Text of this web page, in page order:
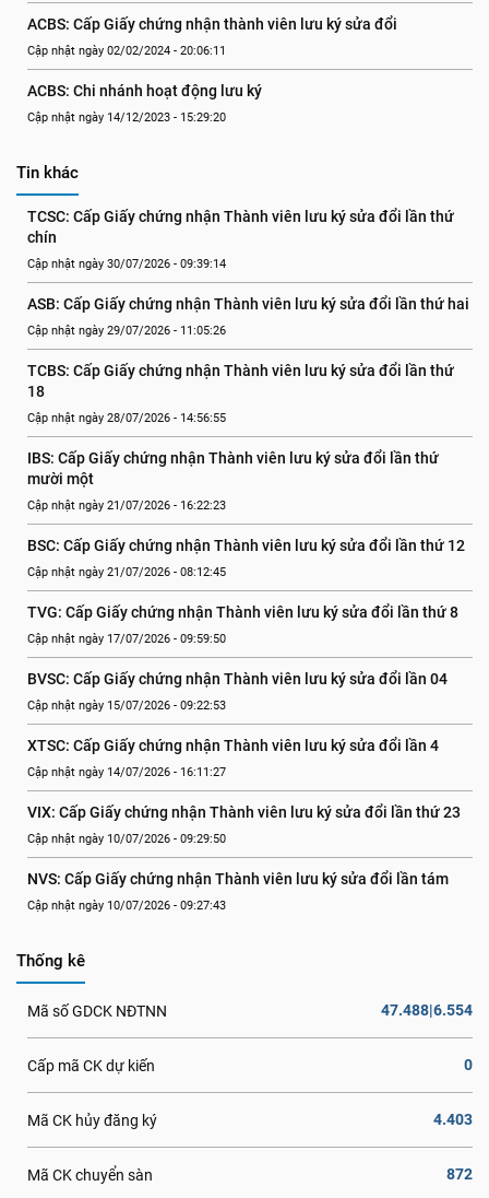
ACBS: Cấp Giấy chứng nhận thành viên lưu ký sửa đổi
Cập nhật ngày 02/02/2024 - 20:06:11
ACBS: Chi nhánh hoạt động lưu ký
Cập nhật ngày 14/12/2023 - 15:29:20
Tin khác
TCSC: Cấp Giấy chứng nhận Thành viên lưu ký sửa đổi lần thứ
chín
Cập nhật ngày 30/07/2026 - 09:39:14
ASB: Cấp Giấy chứng nhận Thành viên lưu ký sửa đổi lần thứ hai
Cập nhật ngày 29/07/2026 - 11:05:26
TCBS: Cấp Giấy chứng nhận Thành viên lưu ký sửa đổi lần thứ
18
Cập nhật ngày 28/07/2026 - 14:56:55
IBS: Cấp Giấy chứng nhận Thành viên lưu ký sửa đổi lần thứ
mười một
Cập nhật ngày 21/07/2026 - 16:22:23
BSC: Cấp Giấy chứng nhận Thành viên lưu ký sửa đổi lần thứ 12
Cập nhật ngày 21/07/2026 - 08:12:45
TVG: Cấp Giấy chứng nhận Thành viên lưu ký sửa đổi lần thứ 8
Cập nhật ngày 17/07/2026 - 09:59:50
BVSC: Cấp Giấy chứng nhận Thành viên lưu ký sửa đổi lần 04
Cập nhật ngày 15/07/2026 - 09:22:53
XTSC: Cấp Giấy chứng nhận Thành viên lưu ký sửa đổi lần 4
Cập nhật ngày 14/07/2026 - 16:11:27
VIX: Cấp Giấy chứng nhận Thành viên lưu ký sửa đổi lần thứ 23
Cập nhật ngày 10/07/2026 - 09:29:50
NVS: Cấp Giấy chứng nhận Thành viên lưu ký sửa đổi lần tám
Cập nhật ngày 10/07/2026 - 09:27:43
Thống kê
Mã số GDCK NĐTNN 47.488|6.554
Cấp mã CK dự kiến 0
Mã CK hủy đăng ký 4.403
Mã CK chuyển sàn 872